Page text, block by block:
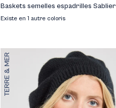
Baskets semelles espadrilles Sablier
Existe en 1 autre coloris
TERRE & MER